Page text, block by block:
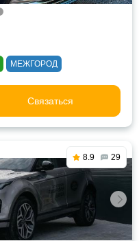
МЕЖГОРОД
Связаться
8.9 29